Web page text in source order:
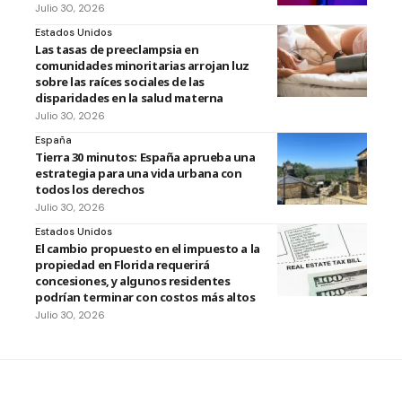
Julio 30, 2026
Estados Unidos
Las tasas de preeclampsia en
comunidades minoritarias arrojan luz
sobre las raíces sociales de las
disparidades en la salud materna
Julio 30, 2026
España
Tierra 30 minutos: España aprueba una
estrategia para una vida urbana con
todos los derechos
Julio 30, 2026
Estados Unidos
El cambio propuesto en el impuesto a la
propiedad en Florida requerirá
concesiones, y algunos residentes
podrían terminar con costos más altos
Julio 30, 2026